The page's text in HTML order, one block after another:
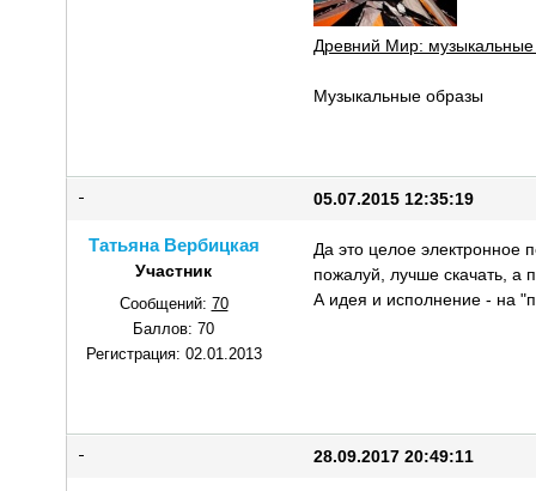
Древний Мир: музыкальные
Музыкальные образы
Татьяна Вербицкая
Участник
Сообщений: 70
Баллов: 70
Регистрация: 02.01.2013
05.07.2015 12:35:19
Да это целое электронное
пожалуй, лучше скачать, а
А идея и исполнение - на
28.09.2017 20:49:11